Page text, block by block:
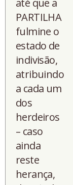
PARTILHA
fulmine o
estado de
indivisão,
atribuindo
a cada um
dos
herdeiros
– caso
ainda
reste
herança,